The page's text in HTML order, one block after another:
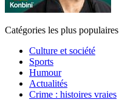
Catégories les plus populaires
Culture et société
Sports
Humour
Actualités
Crime : histoires vraies